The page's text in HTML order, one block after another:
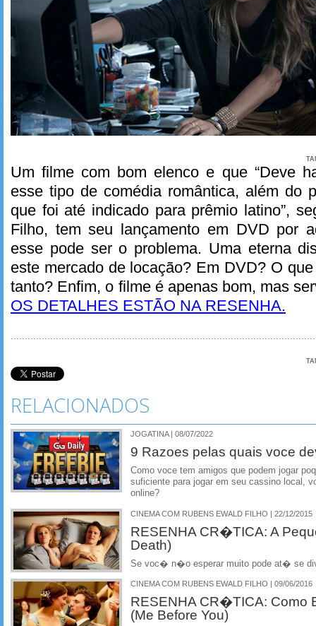
Um filme com bom elenco e que “Deve
esse tipo de comédia romântica, além do
que foi até indicado para prêmio latino”,
Filho, tem seu lançamento em DVD por
esse pode ser o problema. Uma eterna
este mercado de locação? Em DVD? O
tanto? Enfim, o filme é apenas bom, mas
OS DETALHES ESTÃO NA RESENHA.
RELACIONADOS
JOGATINA | 08/07/2022
9 Razoes pelas quais voce
Como voce tem amigos que podem jogar
suficiente para jogar em seu cassino local,
online?
CINEMA COM RUBENS EWALD FILHO | 22/12/2015
RESENHA CR�TICA: A
Death)
Se voc� n�o esperar muito pode at� se
CINEMA COM RUBENS EWALD FILHO | 09/06/2016
RESENHA CR�TICA: Como
(Me Before You)